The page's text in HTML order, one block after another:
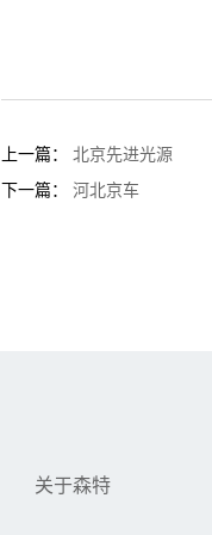
上一篇： 北京先进光源
下一篇： 河北京车
关于森特